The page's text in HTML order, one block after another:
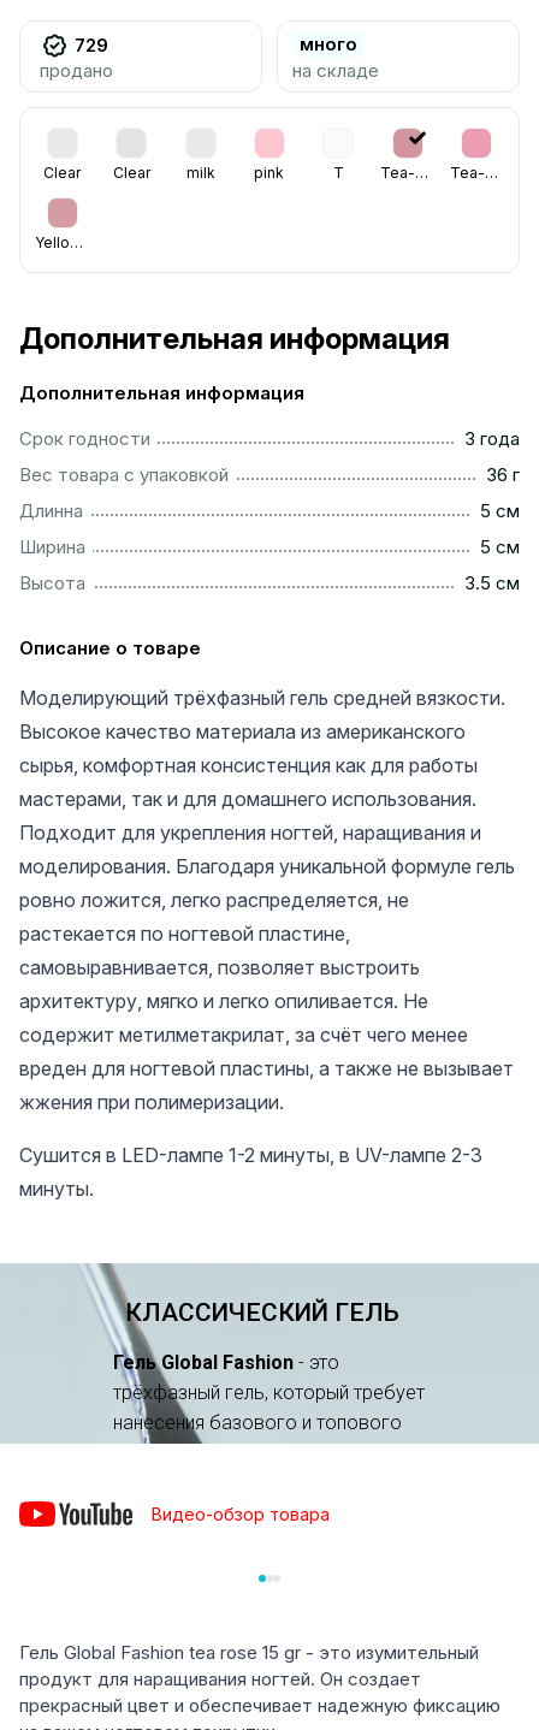
729
продано
много
на складе
Clear Clear milk pink T Tea-Rose Tea-Rose
Yellowish
Дополнительная информация
Дополнительная информация
Срок годности
3 года
Вес товара с упаковкой
36 г
Длинна
5 см
Ширина
5 см
Высота
3.5 см
Описание о товаре
Моделирующий трёхфазный гель средней вязкости.
Высокое качество материала из американского
сырья, комфортная консистенция как для работы
мастерами, так и для домашнего использования.
Подходит для укрепления ногтей, наращивания и
моделирования. Благодаря уникальной формуле гель
ровно ложится, легко распределяется, не
растекается по ногтевой пластине,
самовыравнивается, позволяет выстроить
архитектуру, мягко и легко опиливается. Не
содержит метилметакрилат, за счёт чего менее
вреден для ногтевой пластины, а также не вызывает
жжения при полимеризации.
Сушится в LED-лампе 1-2 минуты, в UV-лампе 2-3
минуты.
Видео-обзор товара
Гель Global Fashion tea rose 15 gr - это изумительный
продукт для наращивания ногтей. Он создает
прекрасный цвет и обеспечивает надежную фиксацию